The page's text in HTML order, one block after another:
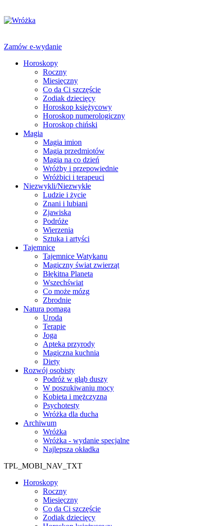
Zamów e-wydanie
Horoskopy
Roczny
Miesięczny
Co da Ci szczęście
Zodiak dziecięcy
Horoskop księżycowy
Horoskop numerologiczny
Horoskop chiński
Magia
Magia imion
Magia przedmiotów
Magia na co dzień
Wróżby i przepowiednie
Wróżbici i terapeuci
Niezwykli/Niezwykłe
Ludzie i życie
Znani i lubiani
Zjawiska
Podróże
Wierzenia
Sztuka i artyści
Tajemnice
Tajemnice Watykanu
Magiczny świat zwierząt
Błękitna Planeta
Wszechświat
Co może mózg
Zbrodnie
Natura pomaga
Uroda
Terapie
Joga
Apteka przyrody
Magiczna kuchnia
Diety
Rozwój osobisty
Podróż w głąb duszy
W poszukiwaniu mocy
Kobieta i mężczyzna
Psychotesty
Wróżka dla ducha
Archiwum
Wróżka
Wróżka - wydanie specjalne
Najlepsza okładka
TPL_MOBI_NAV_TXT
Horoskopy
Roczny
Miesięczny
Co da Ci szczęście
Zodiak dziecięcy